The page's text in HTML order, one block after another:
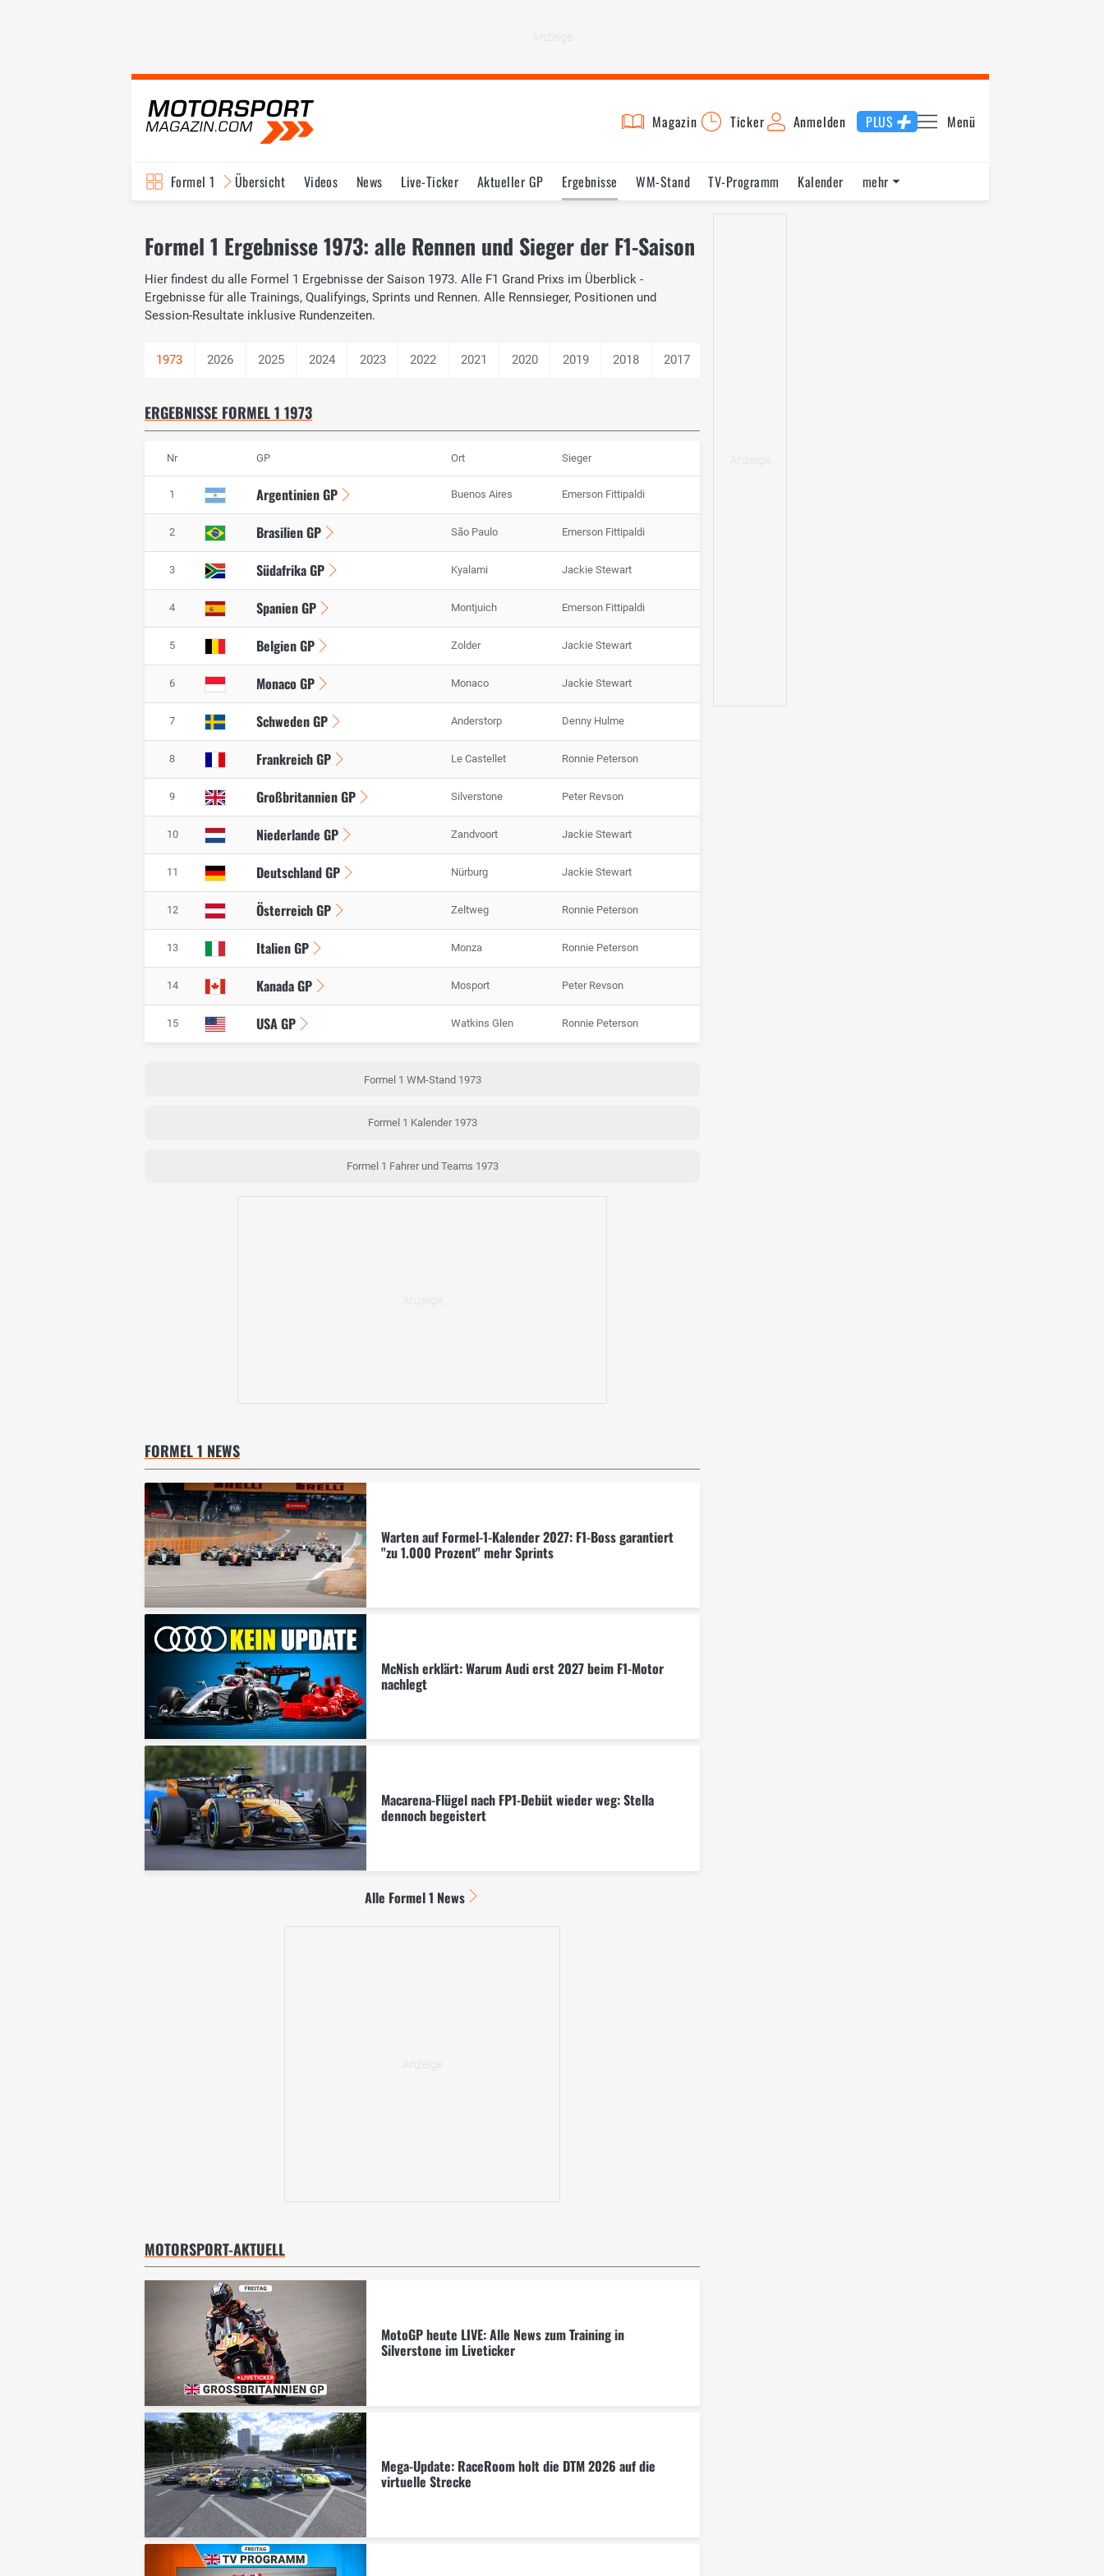
Magazin Ticker Anmelden PLUS Menü
Formel 1 Übersicht Videos News Live-Ticker Aktueller GP Ergebnisse WM-Stand TV-Programm
Kalender
mehr
Formel 1 Ergebnisse 1973: alle Rennen und Sieger der F1-Saison
Hier findest du alle Formel 1 Ergebnisse der Saison 1973. Alle F1 Grand Prixs im Überblick -
Ergebnisse für alle Trainings, Qualifyings, Sprints und Rennen. Alle Rennsieger, Positionen und
Session-Resultate inklusive Rundenzeiten.
2026 2025 2024 2023 2022 2021 2020 2019 2018 2017
ERGEBNISSE FORMEL 1 1973
Nr GP Ort Sieger
1 Argentinien GP Buenos Aires Emerson Fittipaldi
2 Brasilien GP São Paulo Emerson Fittipaldi
3 Südafrika GP Kyalami Jackie Stewart
4 Spanien GP Montjuich Emerson Fittipaldi
5 Belgien GP Zolder Jackie Stewart
6 Monaco GP Monaco Jackie Stewart
7 Schweden GP Anderstorp Denny Hulme
8 Frankreich GP Le Castellet Ronnie Peterson
9 Großbritannien GP Silverstone Peter Revson
10 Niederlande GP Zandvoort Jackie Stewart
11 Deutschland GP Nürburg Jackie Stewart
12 Österreich GP Zeltweg Ronnie Peterson
13 Italien GP Monza Ronnie Peterson
14 Kanada GP Mosport Peter Revson
15 USA GP Watkins Glen Ronnie Peterson
Formel 1 WM-Stand 1973
Formel 1 Kalender 1973
Formel 1 Fahrer und Teams 1973
FORMEL 1 NEWS
Warten auf Formel-1-Kalender 2027: F1-Boss garantiert
"zu 1.000 Prozent" mehr Sprints
McNish erklärt: Warum Audi erst 2027 beim F1-Motor
nachlegt
Macarena-Flügel nach FP1-Debüt wieder weg: Stella
dennoch begeistert
Alle Formel 1 News
MOTORSPORT-AKTUELL
MotoGP heute LIVE: Alle News zum Training in
Silverstone im Liveticker
Mega-Update: RaceRoom holt die DTM 2026 auf die
virtuelle Strecke